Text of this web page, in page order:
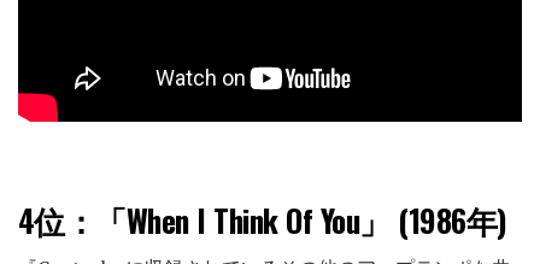
4位： 「When I Think Of You」 (1986年)